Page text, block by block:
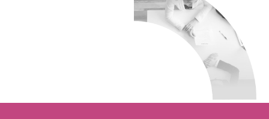
Le développement commercial